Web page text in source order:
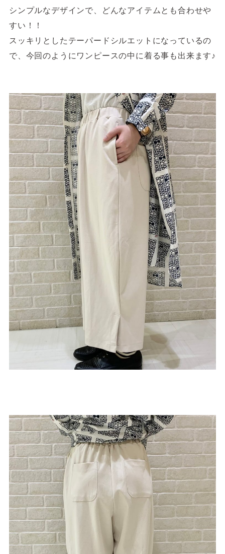
シンプルなデザインで、どんなアイテムとも合わせや
すい！！
スッキリとしたテーパードシルエットになっているの
で、今回のようにワンピースの中に着る事も出来ます♪